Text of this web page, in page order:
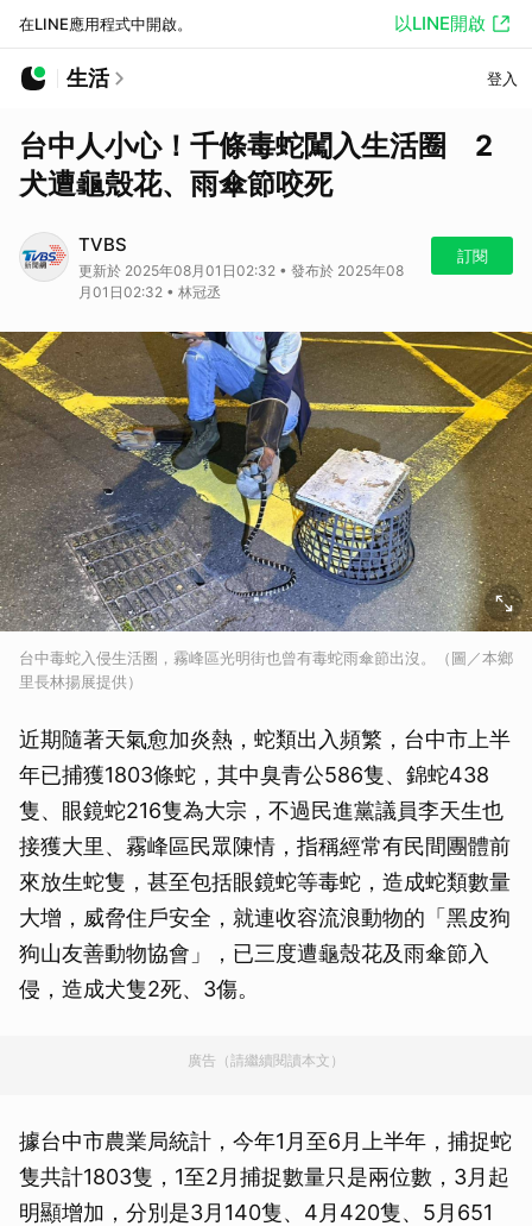
在LINE應用程式中開啟。 以LINE開啟
生活 登入
台中人小心！千條毒蛇闖入生活圈 2
犬遭龜殼花、雨傘節咬死
TVBS
更新於 2025年08月01日02:32 • 發布於 2025年08
月01日02:32 • 林冠丞
訂閱
台中毒蛇入侵生活圈，霧峰區光明街也曾有毒蛇雨傘節出沒。（圖／本鄉
里長林揚展提供）
近期隨著天氣愈加炎熱，蛇類出入頻繁，台中市上半
年已捕獲1803條蛇，其中臭青公586隻、錦蛇438
隻、眼鏡蛇216隻為大宗，不過民進黨議員李天生也
接獲大里、霧峰區民眾陳情，指稱經常有民間團體前
來放生蛇隻，甚至包括眼鏡蛇等毒蛇，造成蛇類數量
大增，威脅住戶安全，就連收容流浪動物的「黑皮狗
狗山友善動物協會」，已三度遭龜殼花及雨傘節入
侵，造成犬隻2死、3傷。
廣告（請繼續閱讀本文）
據台中市農業局統計，今年1月至6月上半年，捕捉蛇
隻共計1803隻，1至2月捕捉數量只是兩位數，3月起
明顯增加，分別是3月140隻、4月420隻、5月651